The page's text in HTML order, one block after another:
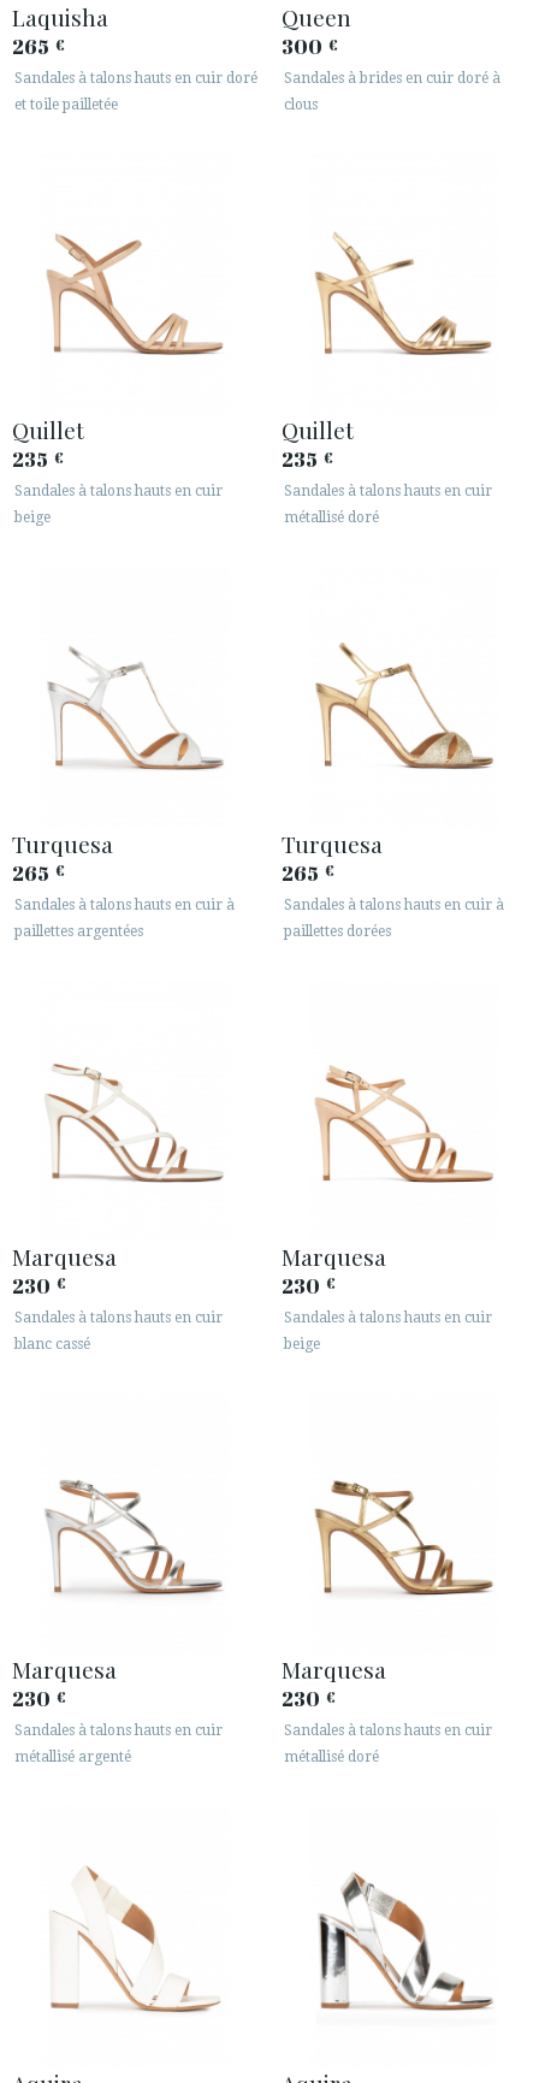
Laquisha
265 €
Sandales à talons hauts en cuir doré
et toile pailletée
Queen
300 €
Sandales à brides en cuir doré à
clous
Quillet
235 €
Sandales à talons hauts en cuir
beige
Quillet
235 €
Sandales à talons hauts en cuir
métallisé doré
Turquesa
265 €
Sandales à talons hauts en cuir à
paillettes argentées
Turquesa
265 €
Sandales à talons hauts en cuir à
paillettes dorées
Marquesa
230 €
Sandales à talons hauts en cuir
blanc cassé
Marquesa
230 €
Sandales à talons hauts en cuir
beige
Marquesa
230 €
Sandales à talons hauts en cuir
métallisé argenté
Marquesa
230 €
Sandales à talons hauts en cuir
métallisé doré